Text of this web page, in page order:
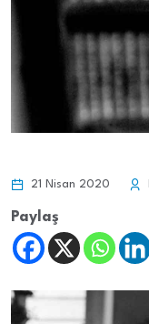
21 Nisan 2020
Paylaş